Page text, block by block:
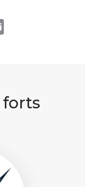
forts